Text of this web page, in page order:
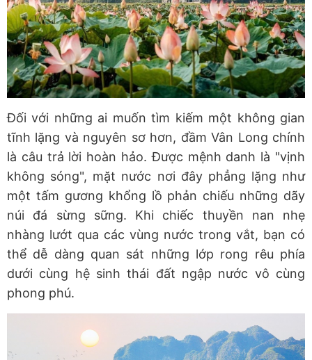
Đối với những ai muốn tìm kiếm một không gian
tĩnh lặng và nguyên sơ hơn, đầm Vân Long chính
là câu trả lời hoàn hảo. Được mệnh danh là "vịnh
không sóng", mặt nước nơi đây phẳng lặng như
một tấm gương khổng lồ phản chiếu những dãy
núi đá sừng sững. Khi chiếc thuyền nan nhẹ
nhàng lướt qua các vùng nước trong vắt, bạn có
thể dễ dàng quan sát những lớp rong rêu phía
dưới cùng hệ sinh thái đất ngập nước vô cùng
phong phú.